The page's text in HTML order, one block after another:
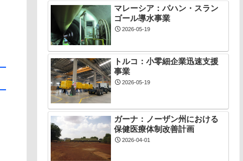
マレーシア：パハン・スラン
ゴール導水事業
2026-05-19
トルコ：小零細企業迅速支援
事業
2026-05-19
ガーナ：ノーザン州における
保健医療体制改善計画
2026-04-01